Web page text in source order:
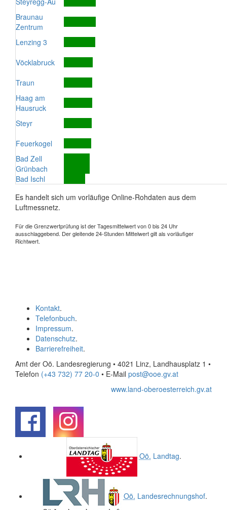
Braunau
Zentrum
Lenzing 3
Vöcklabruck
Traun
Haag am
Hausruck
Steyr
Feuerkogel
Bad Zell
Grünbach
Bad Ischl
Es handelt sich um vorläufige Online-Rohdaten aus dem
Luftmessnetz.
Für die Grenzwertprüfung ist der Tagesmittelwert von 0 bis 24 Uhr
ausschlaggebend. Der gleitende 24-Stunden Mittelwert gilt als vorläufiger
Richtwert.
Kontakt.
Telefonbuch.
Impressum.
Datenschutz.
Barrierefreiheit.
Amt der Oö. Landesregierung • 4021 Linz, Landhausplatz 1 •
Telefon (+43 732) 77 20-0 • E-Mail post@ooe.gv.at
www.land-oberoesterreich.gv.at
Oö. Landtag.
Oö. Landesrechnungshof.